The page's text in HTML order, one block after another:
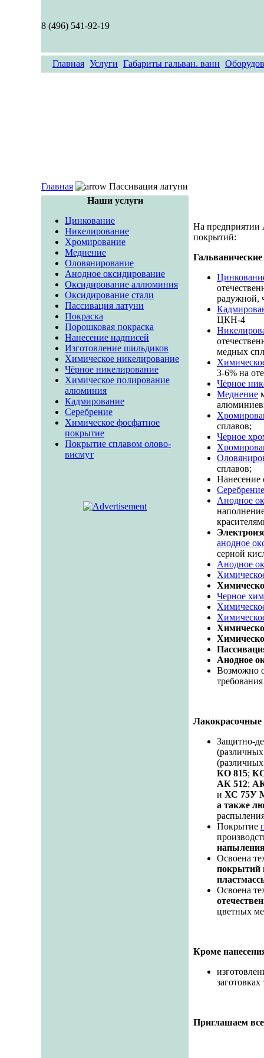
8 (496) 541-92-19
Главная Услуги Габариты гальван. ванн
Главная
Пассивация латуни
Наши услуги
Цинкование
Никелирование
Хромирование
Меднение
Оловянирование
Анодное оксидирование
Оксидирование аллюминия
Оксидирование стали
Пассивация латуни
Покраска
Порошковая покраска
Нанесение надписей
Изготовление шильдиков
Химическое никелирование
Чёрное никелирование
Химическое полирование
алюминия
Кадмирование
Серебрение
Химическое фосфатное
покрытие
Покрытие сплавом олово-
висмут
На предприятии
покрытий:
радужной,
ЦКН-4
медных
3-6% на
Чёрное
Меднение
сплавов;
Черное
сплавов;
Нанесение
Серебрение
Анодное
анодное
серной
Анодное
Черное
Анодное
Возможно
Защитно-
КО 815;
АК 512;
и ХС 75У
а также
Покрытие
Освоена
покрытий
Освоена
цветных
Кроме
Приглашаем